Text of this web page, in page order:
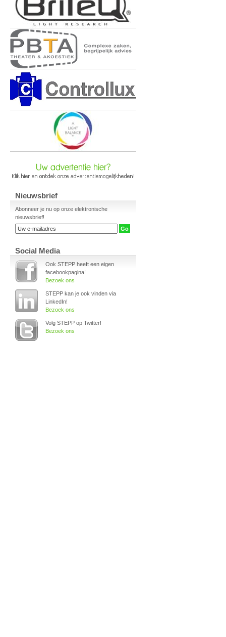
Nieuwsbrief
Abonneer je nu op onze elektronische
nieuwsbrief!
Social Media
Ook STEPP heeft een eigen
facebookpagina!
Bezoek ons
STEPP kan je ook vinden via
LinkedIn!
Bezoek ons
Volg STEPP op Twitter!
Bezoek ons